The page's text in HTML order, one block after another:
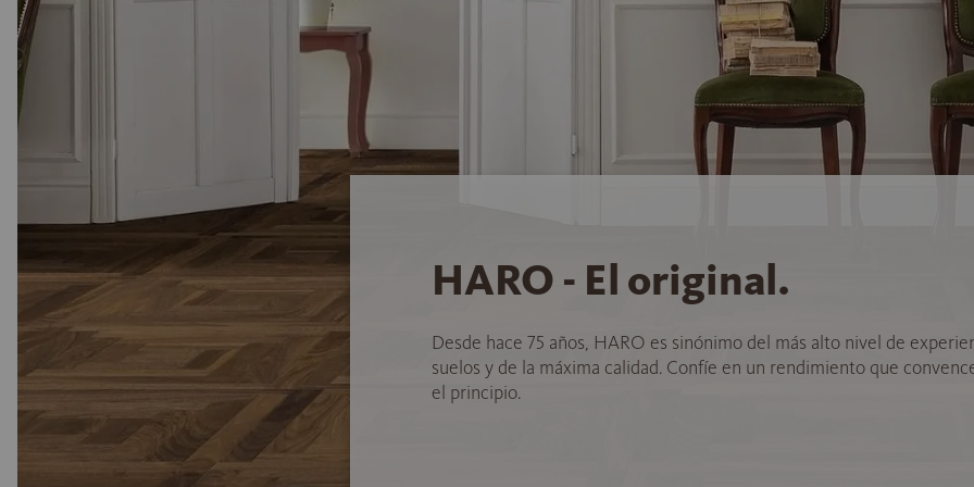
HARO - El original.
Desde hace 75 años, HARO es sinónimo del más alto nivel de
suelos y de la máxima calidad. Confíe en un rendimiento que
el principio.